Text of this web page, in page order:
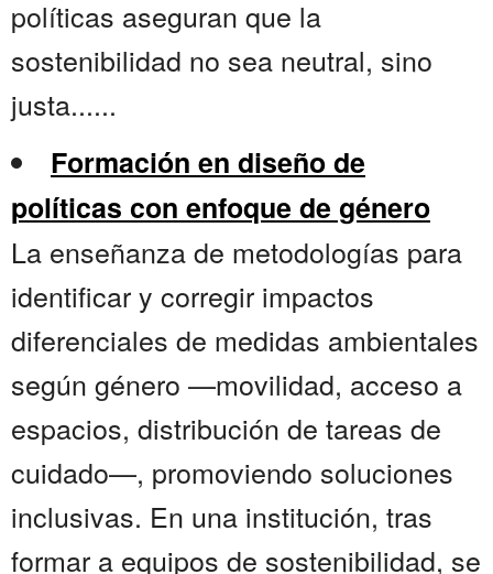
políticas aseguran que la
sostenibilidad no sea neutral, sino
justa......
Formación en diseño de
políticas con enfoque de género
La enseñanza de metodologías para
identificar y corregir impactos
diferenciales de medidas ambientales
según género —movilidad, acceso a
espacios, distribución de tareas de
cuidado—, promoviendo soluciones
inclusivas. En una institución, tras
formar a equipos de sostenibilidad, se